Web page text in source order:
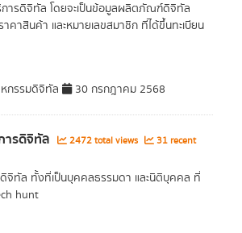
ารดิจิทัล โดยจะเป็นข้อมูลผลิตภัณฑ์ดิจิทัล
าสินค้า และหมายเลขสมาชิก ที่ได้ขึ้นทะเบียน
กรรมดิจิทัล 30 กรกฎาคม 2568
ารดิจิทัล 2472 total views
31 recent
จิทัล ทั้งที่เป็นบุคคลธรรมดา และนิติบุคคล ที่
hunt